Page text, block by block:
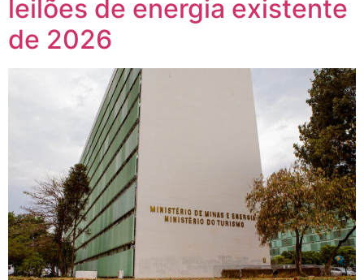
leilões de energia existente
de 2026